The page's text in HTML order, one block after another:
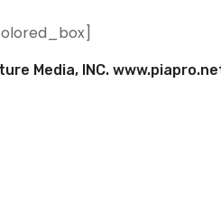
Media, INC.